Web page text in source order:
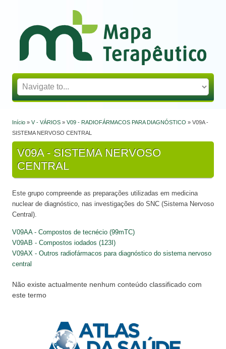
Mapa Terapêutico
Está aqui
Início » V - VÁRIOS » V09 - RADIOFÁRMACOS PARA DIAGNÓSTICO » V09A -
SISTEMA NERVOSO CENTRAL
V09A - SISTEMA NERVOSO
CENTRAL
Este grupo compreende as preparações utilizadas em medicina
nuclear de diagnóstico, nas investigações do SNC (Sistema Nervoso
Central).
V09AA - Compostos de tecnécio (99mTC)
V09AB - Compostos iodados (123I)
V09AX - Outros radiofármacos para diagnóstico do sistema nervoso
central
Não existe actualmente nenhum conteúdo classificado com
este termo